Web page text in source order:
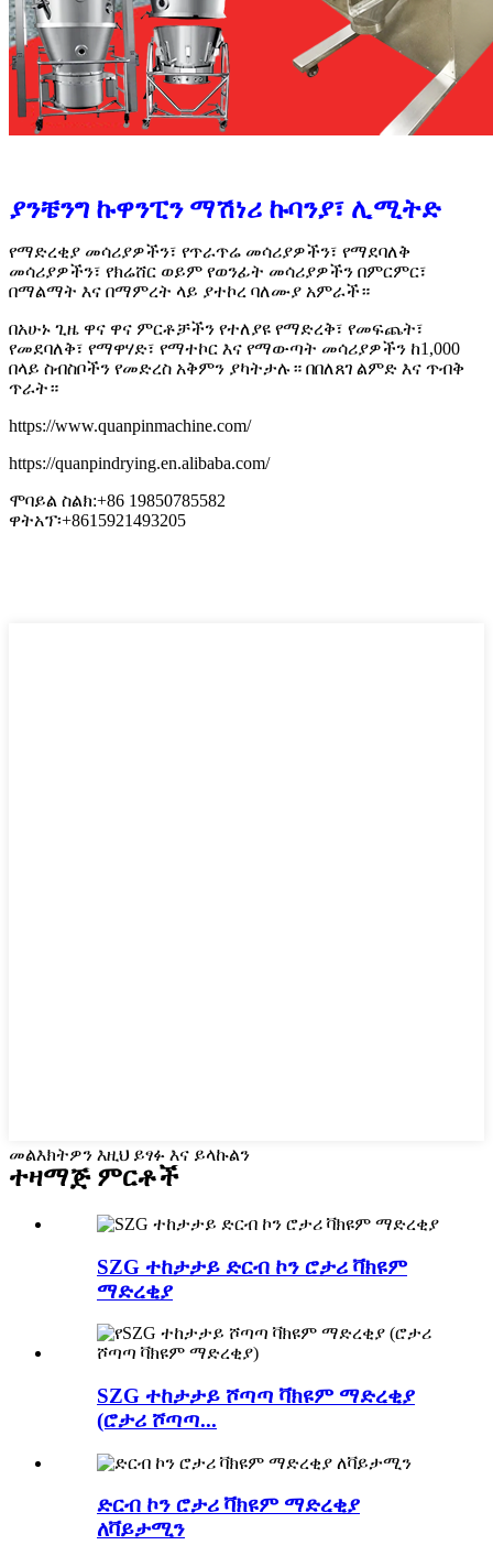
ያንቼንግ ኩዋንፒን ማሽነሪ ኩባንያ፣ ሊሚትድ
የማድረቂያ መሳሪያዎችን፣ የጥራጥሬ መሳሪያዎችን፣ የማደባለቅ
መሳሪያዎችን፣ የክሬሸር ወይም የወንፊት መሳሪያዎችን በምርምር፣
በማልማት እና በማምረት ላይ ያተኮረ ባለሙያ አምራች።
በአሁኑ ጊዜ ዋና ዋና ምርቶቻችን የተለያዩ የማድረቅ፣ የመፍጨት፣
የመደባለቅ፣ የማዋሃድ፣ የማተኮር እና የማውጣት መሳሪያዎችን ከ1,000
በላይ ስብስቦችን የመድረስ አቅምን ያካትታሉ። በበለጸገ ልምድ እና ጥብቅ
ጥራት።
https://www.quanpinmachine.com/
https://quanpindrying.en.alibaba.com/
ሞባይል ስልክ:+86 19850785582
ዋትአፕ፡+8615921493205
መልእክትዎን እዚህ ይፃፉ እና ይላኩልን
ተዛማጅ ምርቶች
SZG ተከታታይ ድርብ ኮን ሮታሪ ቫክዩም
ማድረቂያ
SZG ተከታታይ ሾጣጣ ቫክዩም ማድረቂያ
(ሮታሪ ሾጣጣ...
ድርብ ኮን ሮታሪ ቫክዩም ማድረቂያ
ለቫይታሚን